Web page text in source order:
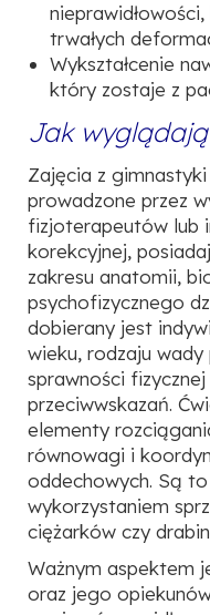
nieprawidłowości
trwałych
Wykształcenie
który zostaje z
Jak
Zajęcia z
prowadzone przez
fizjoterapeutów lub
korekcyjnej,
zakresu anatomii,
psychofizycznego
dobierany jest
wieku, rodzaju
sprawności fizycznej
przeciwwskazań.
elementy
równowagi i
oddechowych. Są
wykorzystaniem
ciężarków czy
Ważnym aspektem
oraz jego